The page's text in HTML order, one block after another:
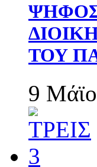
ΤΟΥ
9